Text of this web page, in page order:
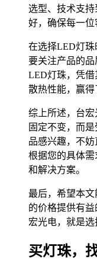
选型、技术支
好，确保每一位
在选择LED灯
要关注产品的
LED灯珠，凭
散热性能，赢得
综上所述，台
固定不变，而
品感兴趣，不
根据您的具体
和解决方案。
最后，希望本
的价格提供有
宏光电，就是选
买灯珠，